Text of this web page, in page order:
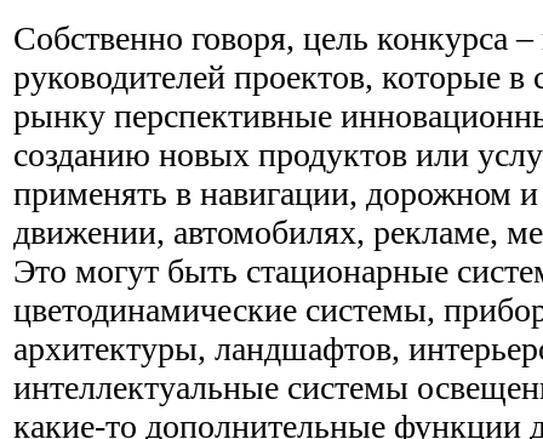
Собственно говоря, цель конкурса
руководителей проектов, которые в
рынку перспективные
созданию новых продуктов или
применять в навигации, дорожном
движении, автомобилях, рекламе,
Это могут быть стационарные
цветодинамические системы,
архитектуры, ландшафтов,
интеллектуальные системы
какие-то дополнительные функции